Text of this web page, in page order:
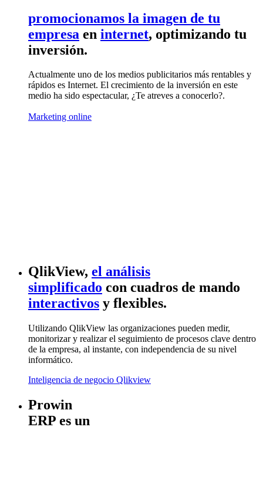
promocionamos la imagen de tu
empresa en internet, optimizando tu
inversión.
Actualmente uno de los medios publicitarios más rentables y
rápidos es Internet. El crecimiento de la inversión en este
medio ha sido espectacular, ¿Te atreves a conocerlo?.
Marketing online
QlikView, el análisis
simplificado con cuadros de mando
interactivos y flexibles.
Utilizando QlikView las organizaciones pueden medir,
monitorizar y realizar el seguimiento de procesos clave dentro
de la empresa, al instante, con independencia de su nivel
informático.
Inteligencia de negocio Qlikview
Prowin
ERP es un